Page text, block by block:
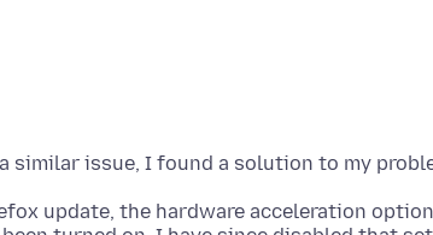
update, the hardware acceleration